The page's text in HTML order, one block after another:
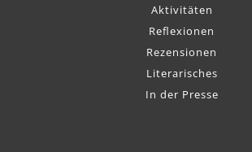
Aktivitäten
Reflexionen
Rezensionen
Literarisches
In der Presse